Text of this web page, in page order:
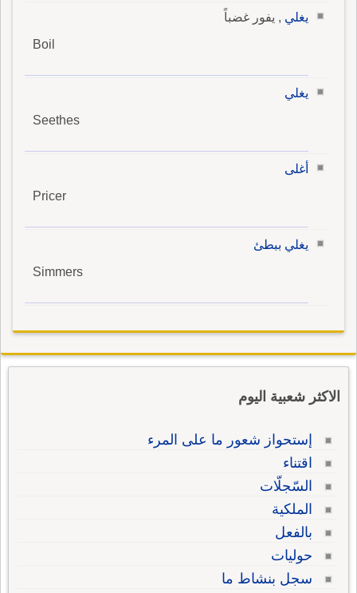
يغلي , يفور غضباً
Boil
يغلي
Seethes
أغلى
Pricer
يغلي ببطئ
Simmers
الاكثر شعبية اليوم
إستحواز شعور ما على المرء
اقتناء
السّجلّات
الملكية
بالفعل
حوليات
سجل بنشاط ما